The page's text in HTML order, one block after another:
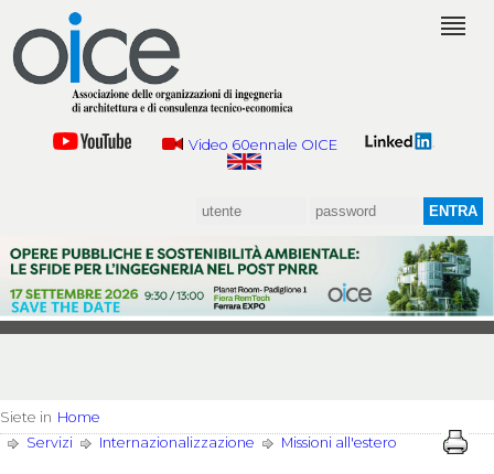
Video 60ennale OICE
Siete in Home
Servizi
Internazionalizzazione Missioni all'estero